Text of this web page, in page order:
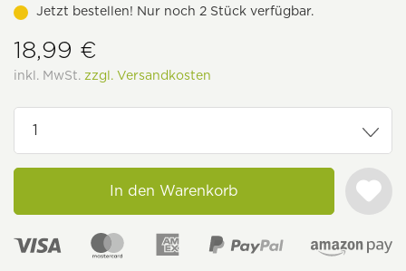
Jetzt bestellen! Nur noch 2 Stück verfügbar.
18,99 €
inkl. MwSt. zzgl. Versandkosten
In den Warenkorb